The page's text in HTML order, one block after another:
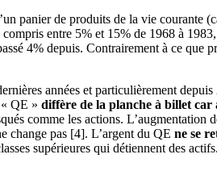
panier de produits de la vie
entre 5% et 15% de 1968 à
4% depuis. Contrairement à ce que
années et particulièrement
QE »diffère de la planche à billet car
comme les actions. L’augmentation
change pas [4]. L’argent du QEne se
supérieures qui détiennent des